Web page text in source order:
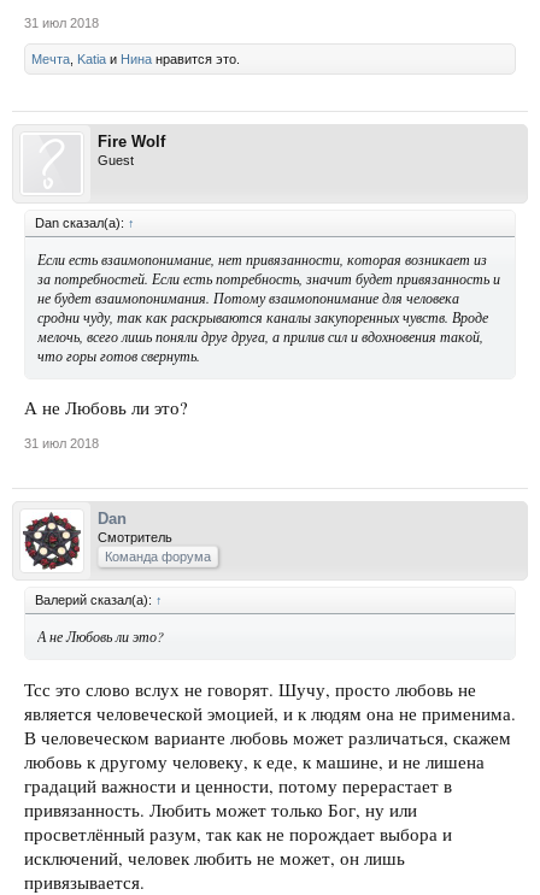
31 июл 2018
Мечта Katia и Нина нравится это.
Fire Wolf
Guest
Dan сказал(а): ↑
Если есть взаимопонимание, нет привязанности, которая возникает из
за потребностей. Если есть потребность, значит будет привязанность и
не будет взаимопонимания. Потому взаимопонимание для человека
сродни чуду, так как раскрываются каналы закупоренных чувств. Вроде
мелочь, всего лишь поняли друг друга, а прилив сил и вдохновения такой,
что горы готов свернуть.
А не Любовь ли это?
31 июл 2018
Dan
Смотритель
Команда форума
Валерий сказал(а): ↑
А не Любовь ли это?
Тсс это слово вслух не говорят. Шучу, просто любовь не
является человеческой эмоцией, и к людям она не применима.
В человеческом варианте любовь может различаться, скажем
любовь к другому человеку, к еде, к машине, и не лишена
градаций важности и ценности, потому перерастает в
привязанность. Любить может только Бог, ну или
просветлённый разум, так как не порождает выбора и
исключений, человек любить не может, он лишь
привязывается.